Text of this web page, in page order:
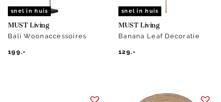
snel in huis
MUST Living
Bali Woonaccessoires
199.-
snel in huis
MUST Living
Banana Leaf Decoratie
129.-